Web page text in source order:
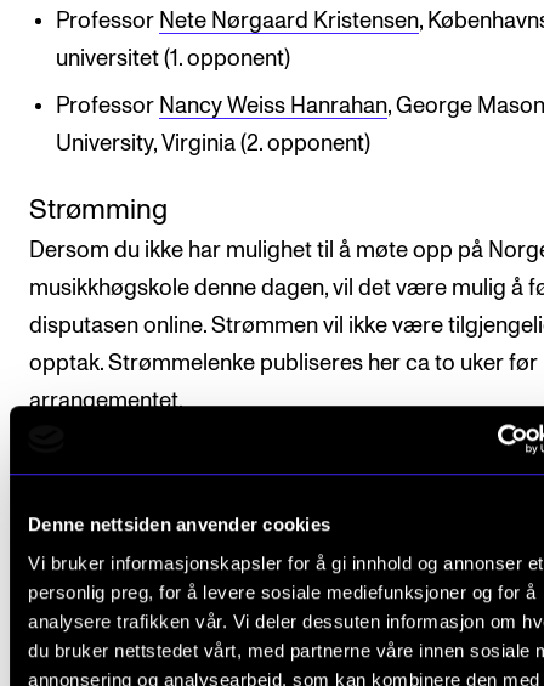
Denne nettsiden anvender cookies
Vi bruker informasjonskapsler for å gi innhold og annonser et
personlig preg, for å levere sosiale mediefunksjoner og for å
analysere trafikken vår. Vi deler dessuten informasjon om
du bruker nettstedet vårt, med partnerne våre innen sosiale
annonsering og analysearbeid, som kan kombinere den med
Professor Nete Nørgaard Kristensen,
universitet (1. opponent)
Professor Nancy Weiss Hanrahan, George
University, Virginia (2. opponent)
Strømming
Dersom du ikke har mulighet til å møte opp på
musikkhøgskole denne dagen, vil det være mulig å
disputasen online. Strømmen vil ikke være
opptak. Strømmelenke publiseres her ca to uker før
arrangementet.
OBS! Vi oppfordrer alle som kan til å møte opp
fullgodt alternativ til å være til stede i salen. Dette er i
tillegg en forholdsvis enkel videoproduksjon, noe
gi begrensninger knyttet til lyd- og bildegjengivelse.
Forskningssenter: NordART